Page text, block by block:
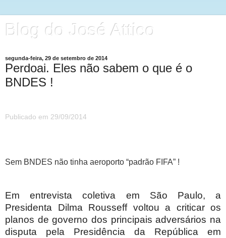
Blog do José Attico
segunda-feira, 29 de setembro de 2014
Perdoai. Eles não sabem o que é o
BNDES !
Publicado em 29/09/2014
Sem BNDES não tinha aeroporto “padrão FIFA” !
Em entrevista coletiva em São Paulo, a
Presidenta Dilma Rousseff voltou a criticar os
planos de governo dos principais adversários na
disputa pela Presidência da República em